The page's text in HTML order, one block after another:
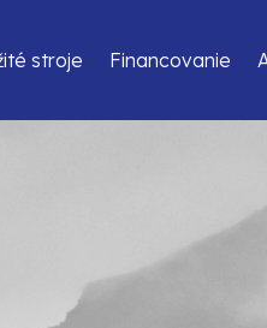
stroje Financovanie